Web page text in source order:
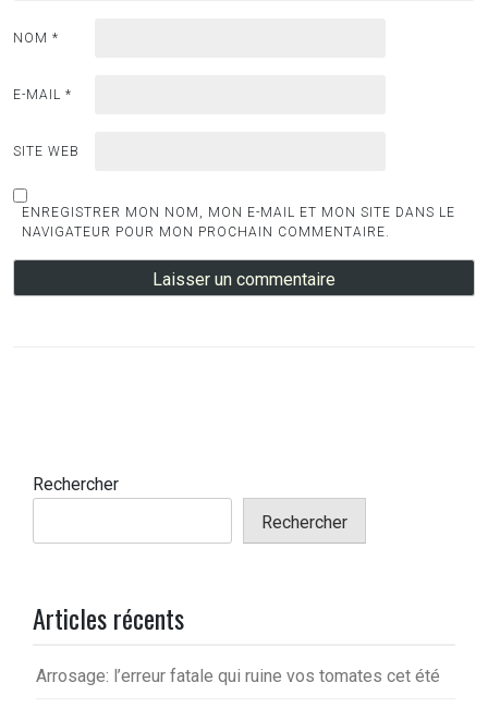
NOM *
E-MAIL *
SITE WEB
ENREGISTRER MON NOM, MON E-MAIL ET MON SITE DANS LE
NAVIGATEUR POUR MON PROCHAIN COMMENTAIRE.
Rechercher
Rechercher
Articles récents
Arrosage: l’erreur fatale qui ruine vos tomates cet été